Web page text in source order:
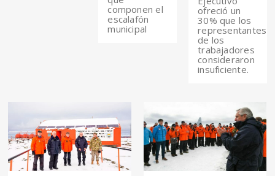
componen el
escalafón
municipal
ofreció un
30% que los
representantes
de los
trabajadores
consideraron
insuficiente.